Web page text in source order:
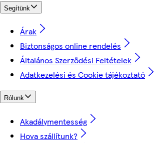
Segítünk
Árak
Biztonságos online rendelés
Általános Szerződési Feltételek
Adatkezelési és Cookie tájékoztató
Rólunk
Akadálymentesség
Hova szállítunk?